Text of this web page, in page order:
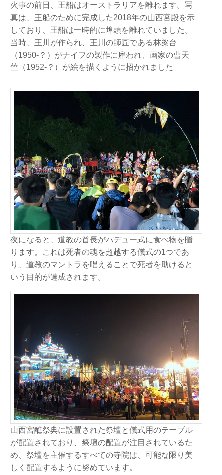
火事の前日、王船はオーストラリアを離れます。写
真は、王船のために完成した2018年の山西宮殿を示
しており、王船は一時的に埠頭を離れていました。
当時、王川が作られ、王川の師匠である林梁台
（1950-？）がナイフの製作に雇われ、画家の曹天
竺（1952-？）が絵を描くように招かれました
夜になると、道教の首長がパデュー式に食べ物を贈
ります。これは死者の魂を超越する儀式の1つであ
り、道教のマントラを唱えることで死者を助けると
いう目的が達成されます。
山西宮醮祭典に設置された祭壇と儀式用のテーブル
が配置されており、祭壇の配置が注目されているた
め、祭壇を主催するすべての寺院は、可能な限り美
しく配置するように努めています。